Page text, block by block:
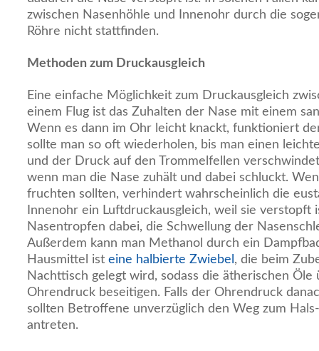
zwischen Nasenhöhle und Innenohr durch die
Röhre nicht stattfinden.
Methoden zum Druckausgleich
Eine einfache Möglichkeit zum Druckausgleich
einem Flug ist das Zuhalten der Nase mit einem
Wenn es dann im Ohr leicht knackt, funktioniert
sollte man so oft wiederholen, bis man einen
und der Druck auf den Trommelfellen
wenn man die Nase zuhält und dabei schluckt.
fruchten sollten, verhindert wahrscheinlich die
Innenohr ein Luftdruckausgleich, weil sie verstopft
Nasentropfen dabei, die Schwellung der
Außerdem kann man Methanol durch ein
Hausmittel ist eine halbierte Zwiebel , die beim
Nachttisch gelegt wird, sodass die ätherischen Öle
Ohrendruck beseitigen. Falls der Ohrendruck
sollten Betroffene unverzüglich den Weg zum
antreten.